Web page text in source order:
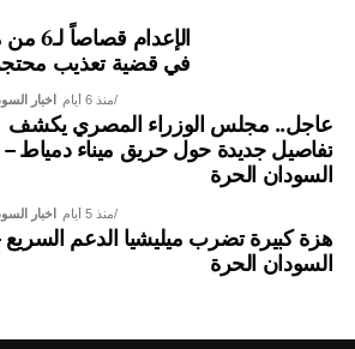
في قضية تعذيب
اخبار منذ 6 أيام
عاجل.. مجلس الوزراء المصري يكشف
تفاصيل جديدة حول حريق ميناء دمياط –
السودان الحرة
اخبار منذ 5 أيام
هزة كبيرة تضرب ميليشيا الدعم السريع
السودان الحرة